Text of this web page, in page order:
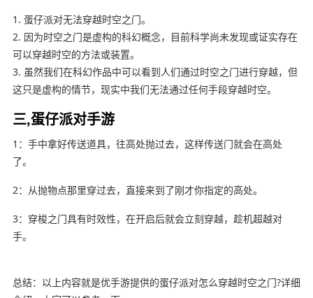
1. 蛋仔派对无法穿越时空之门。
2. 因为时空之门是虚构的科幻概念，目前科学尚未发现或证实存在
可以穿越时空的方法或装置。
3. 虽然我们在科幻作品中可以看到人们通过时空之门进行穿越，但
这只是虚构的情节，现实中我们无法通过任何手段穿越时空。
三,蛋仔派对手游
1：手中拿好传送道具，往高处抛过去，这样传送门就会在高处
了。
2：从抛物点那里穿过去，直接来到了刚才你指定的高处。
3：穿梭之门具有时效性，在开启后就会立刻穿越，趁机超越对
手。
总结：以上内容就是优手游提供的蛋仔派对怎么穿越时空之门?详细